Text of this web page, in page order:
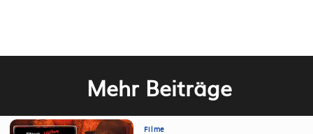
Mehr Beiträge
Filme